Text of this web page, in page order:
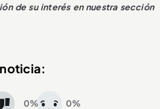
de su interés en nuestra sección
0% 0%